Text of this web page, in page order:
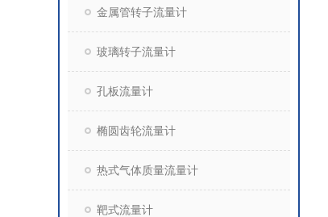
金属管转子流量计
玻璃转子流量计
孔板流量计
椭圆齿轮流量计
热式气体质量流量计
靶式流量计